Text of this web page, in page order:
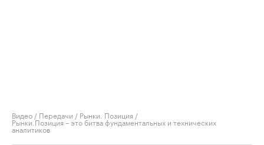
Видео / Передачи / Рынки. Позиция /
Рынки.Позиция – это битва фундаментальных и технических
аналитиков